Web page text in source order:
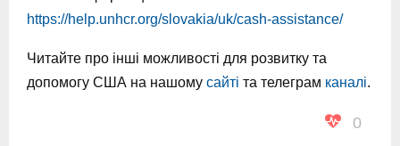
https://help.unhcr.org/slovakia/uk/cash-assistance/
Читайте про інші можливості для розвитку та
допомогу США на нашому сайті та телеграм каналі.
0